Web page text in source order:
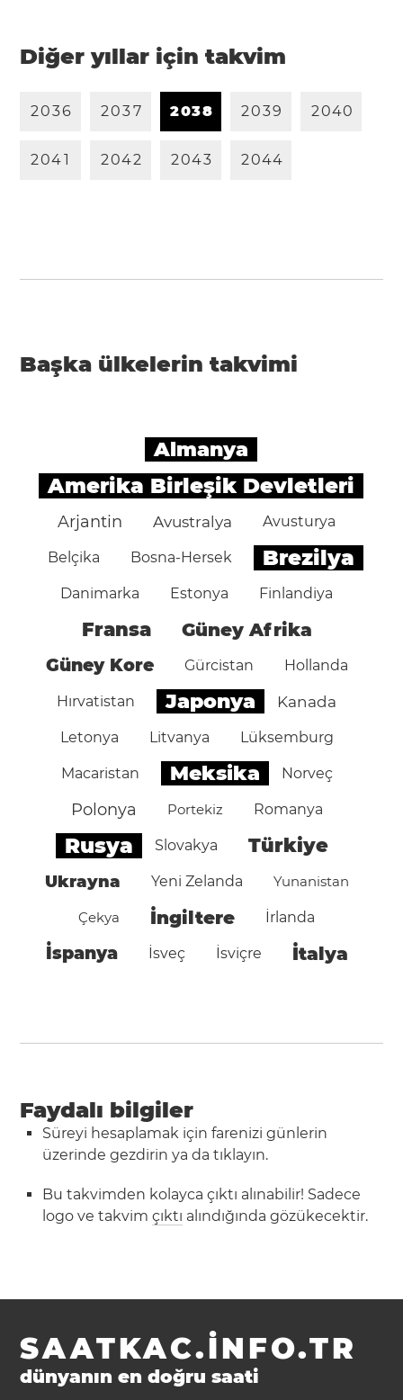
Diğer yıllar için takvim
2036 2037 2038 2039 2040
2041 2042 2043 2044
Başka ülkelerin takvimi
Almanya
Amerika Birleşik Devletleri
Arjantin Avustralya Avusturya
Belçika Bosna-Hersek Brezilya
Danimarka Estonya Finlandiya
Fransa Güney Afrika
Güney Kore Gürcistan Hollanda
Hırvatistan Japonya Kanada
Letonya Litvanya Lüksemburg
Macaristan Meksika Norveç
Polonya Portekiz Romanya
Rusya Slovakya Türkiye
Ukrayna Yeni Zelanda Yunanistan
Çekya İngiltere İrlanda
İspanya İsveç İsviçre İtalya
Faydalı bilgiler
Süreyi hesaplamak için farenizi günlerin
üzerinde gezdirin ya da tıklayın.
Bu takvimden kolayca çıktı alınabilir! Sadece
logo ve takvimçıktı alındığında gözükecektir.
SAATKAC.INFO.TR
dünyanın en doğru saati